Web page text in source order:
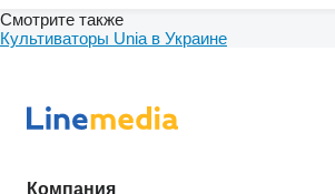
Смотрите также
Культиваторы Unia в Украине
Компания